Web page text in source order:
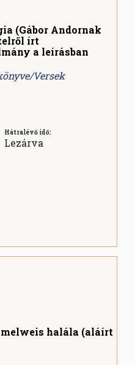
(Gábor Andornak
írt
a leírásban
Versek
Hátralévő idő:
Lezárva
halála (aláírt